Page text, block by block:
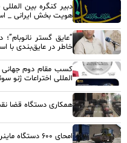
دبیر کنگره بین
هویت بخش ایرانی _
“عایق گستر
خاطر در عایق‌بندی با
کسب مقام دوم
المللی اختراعات ژنو
همکاری دستگاه قضا
امحای ۶۰۰ دستگاه ماینر غیرمجاز در استان مرکزی